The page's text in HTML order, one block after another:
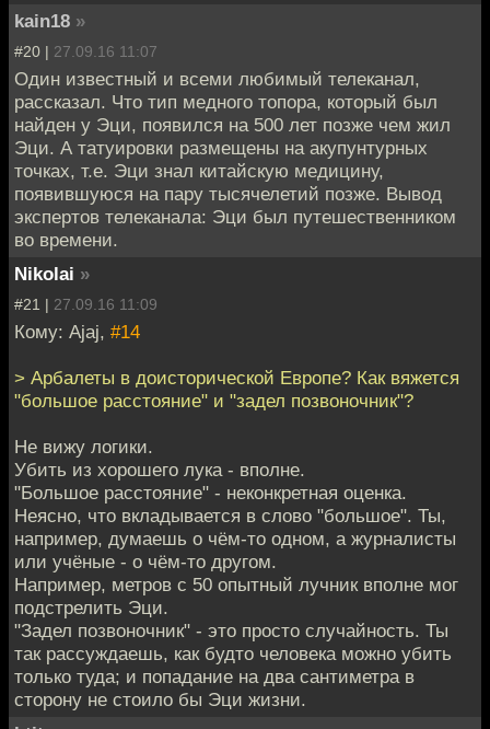
kain18 »
#20 | 27.09.16 11:07
Один известный и всеми любимый телеканал,
рассказал. Что тип медного топора, который был
найден у Эци, появился на 500 лет позже чем жил
Эци. А татуировки размещены на акупунтурных
точках, т.е. Эци знал китайскую медицину,
появившуюся на пару тысячелетий позже. Вывод
экспертов телеканала: Эци был путешественником
во времени.
Nikolai »
#21 | 27.09.16 11:09
Кому: Ajaj, #14
> Арбалеты в доисторической Европе? Как вяжется
"большое расстояние" и "задел позвоночник"?
Не вижу логики.
Убить из хорошего лука - вполне.
"Большое расстояние" - неконкретная оценка.
Неясно, что вкладывается в слово "большое". Ты,
например, думаешь о чём-то одном, а журналисты
или учёные - о чём-то другом.
Например, метров с 50 опытный лучник вполне мог
подстрелить Эци.
"Задел позвоночник" - это просто случайность. Ты
так рассуждаешь, как будто человека можно убить
только туда; и попадание на два сантиметра в
сторону не стоило бы Эци жизни.